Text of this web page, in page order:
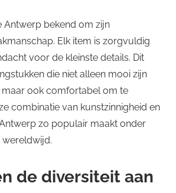
Antwerp bekend om zijn
Elk item is zorgvuldig
voor de kleinste details. Dit
die niet alleen mooi zijn
maar ook comfortabel om te
combinatie van kunstzinnigheid en
zo populair maakt onder
de diversiteit aan